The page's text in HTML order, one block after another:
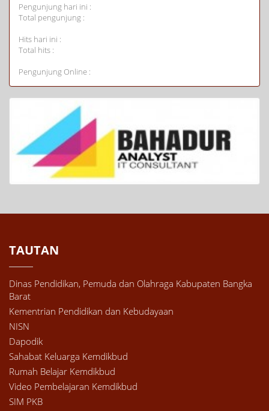
Pengunjung hari ini :
Total pengunjung :
Hits hari ini :
Total hits :
Pengunjung Online :
TAUTAN
Dinas Pendidikan, Pemuda dan Olahraga Kabupaten Bangka
Barat
Kementrian Pendidikan dan Kebudayaan
NISN
Dapodik
Sahabat Keluarga Kemdikbud
Rumah Belajar Kemdikbud
Video Pembelajaran Kemdikbud
SIM PKB